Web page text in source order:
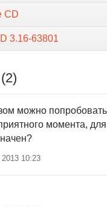
CD
3.16-63801
можно
момента, для
2013 10:23